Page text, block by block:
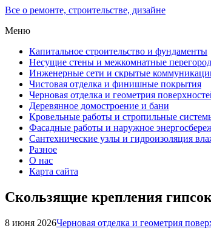
Все о ремонте, строительстве, дизайне
Меню
Капитальное строительство и фундаменты
Несущие стены и межкомнатные
Инженерные сети и скрытые
Чистовая отделка и финишные покрытия
Черновая отделка и геометрия
Деревянное домостроение и бани
Кровельные работы и стропильные
Фасадные работы и наружное
Сантехнические узлы и гидроизоляция
Разное
О нас
Карта сайта
Скользящие крепления
8 июня 2026Черновая отделка и геометрия